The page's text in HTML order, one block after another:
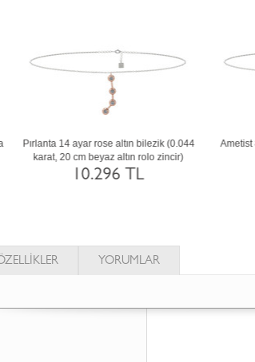
Sitrin 8 ayar altın bilezik (20 cm gümüş rolo
zincir)
3.823 TL
Yeşil
YORUMLAR